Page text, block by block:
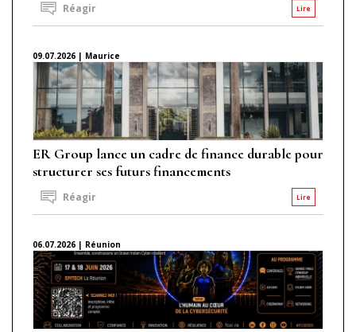
Lire
Réagir
09.07.2026 | Maurice
ER Group lance un cadre de finance durable pour
structurer ses futurs financements
Lire
Réagir
06.07.2026 | Réunion